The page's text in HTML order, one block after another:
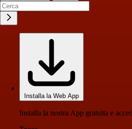
Installa la Web App
Installa la nostra App gratuita e